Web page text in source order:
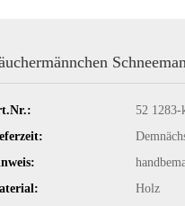
52 1283-
Holz